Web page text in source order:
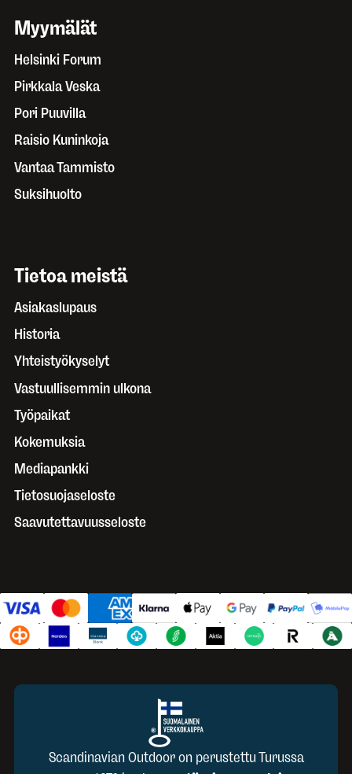
Myymälät
Helsinki Forum
Pirkkala Veska
Pori Puuvilla
Raisio Kuninkoja
Vantaa Tammisto
Suksihuolto
Tietoa meistä
Asiakaslupaus
Historia
Yhteistyökyselyt
Vastuullisemmin ulkona
Työpaikat
Kokemuksia
Mediapankki
Tietosuojaseloste
Saavutettavuusseloste
Scandinavian Outdoor on perustettu Turussa